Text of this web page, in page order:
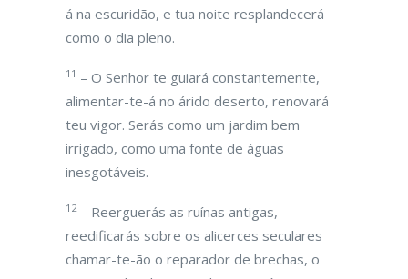
á na escuridão, e tua noite resplandecerá
como o dia pleno.
11 – O Senhor te guiará constantemente,
alimentar-te-á no árido deserto, renovará
teu vigor. Serás como um jardim bem
irrigado, como uma fonte de águas
inesgotáveis.
12– Reerguerás as ruínas antigas,
reedificarás sobre os alicerces seculares
chamar-te-ão o reparador de brechas, o